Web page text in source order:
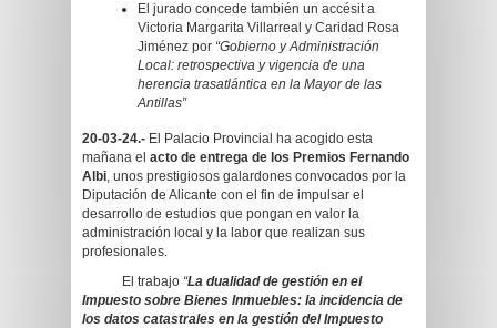
El jurado concede también un accésit a
Victoria Margarita Villarreal y Caridad Rosa
Jiménez por “Gobierno y Administración
Local: retrospectiva y vigencia de una
herencia trasatlántica en la Mayor de las
Antillas”
20-03-24.- El Palacio Provincial ha acogido esta
mañana el acto de entrega de los Premios Fernando
Albi, unos prestigiosos galardones convocados por la
Diputación de Alicante con el fin de impulsar el
desarrollo de estudios que pongan en valor la
administración local y la labor que realizan sus
profesionales.
El trabajo “La dualidad de gestión en el
Impuesto sobre Bienes Inmuebles: la incidencia de
los datos catastrales en la gestión del Impuesto